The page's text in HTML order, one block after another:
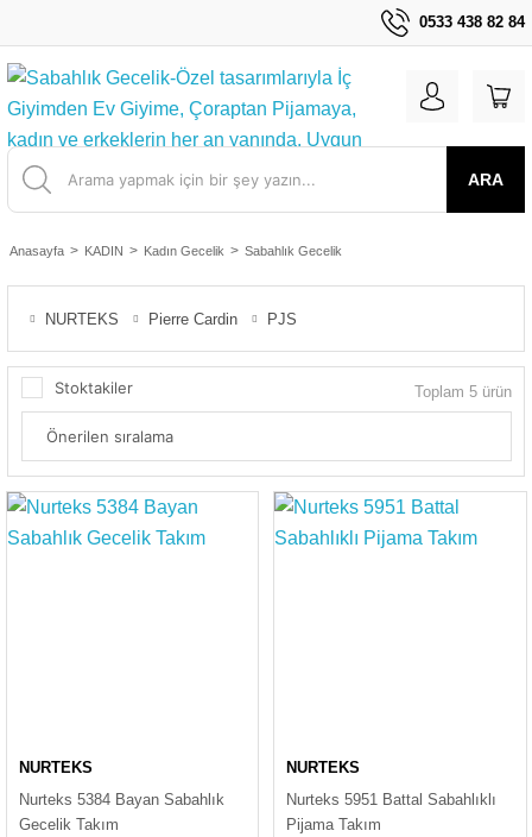
0533 438 82 84
ARA
Anasayfa KADIN Kadın Gecelik Sabahlık Gecelik
NURTEKS Pierre Cardin PJS
Stoktakiler Toplam 5 ürün
NURTEKS
Nurteks 5384 Bayan Sabahlık
Gecelik Takım
NURTEKS
Nurteks 5951 Battal Sabahlıklı
Pijama Takım